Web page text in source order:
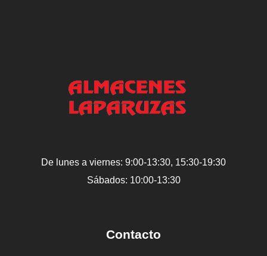
De lunes a viernes: 9:00-13:30, 15:30-19:30
Sábados: 10:00-13:30
Contacto